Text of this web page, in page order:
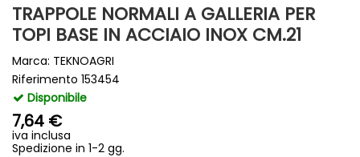
TRAPPOLE NORMALI A GALLERIA PER
TOPI BASE IN ACCIAIO INOX CM.21
Marca: TEKNOAGRI
Riferimento 153454
Disponibile
7,64 €
iva inclusa
Spedizione in 1-2 gg.